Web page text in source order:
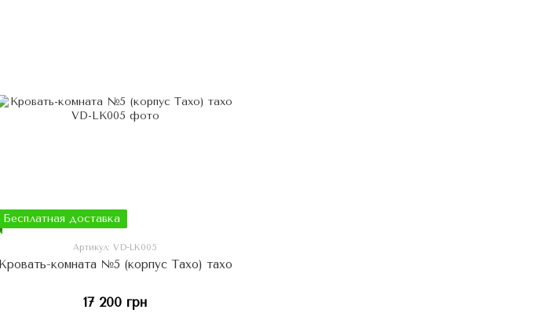
Бесплатная доставка
Артикул: VD-LK005
Кровать-комната №5 (корпус Тахо) тахо
17 200 грн